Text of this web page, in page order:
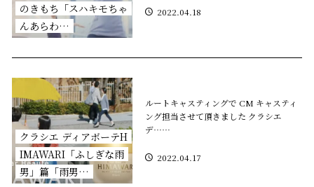
のきもち「スハキモちゃ
んあらわ…
2022.04.18
クラシエ ディアボーテH
IMAWARI「ふしぎな雨
男」篇「雨男…
ルートキャスティングで CM キャスティ
ング担当させて頂きました クラシエ
デ……
2022.04.17